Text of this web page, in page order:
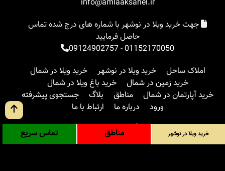
info@amlaaksahel.ir
جهت خرید ویلا در نوشهر با شماره های درج شده تماس
حاصل فرمایید
01152170050
-
09124902757
املاک ساحل
خرید ویلا در نوشهر
خرید ویلا در شمال
خرید زمین در شمال
خرید باغ ویلا در شمال
خرید آپارتمان در شمال
مناطق بلاگ
جستجوی پیشرفته
ورود
درباره ما ارتباط با ما
خرید ویلا در نوشهر مناطق تماس سریع